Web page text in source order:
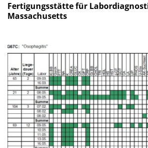
Fertigungsstätte für
Massachusetts